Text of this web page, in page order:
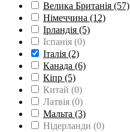
Велика Британія (57)
Німеччина (12)
Ірландія (5)
Іспанія (0)
Італія (2)
Канада (6)
Кіпр (5)
Китай (0)
Латвія (0)
Мальта (3)
Нідерланди (0)